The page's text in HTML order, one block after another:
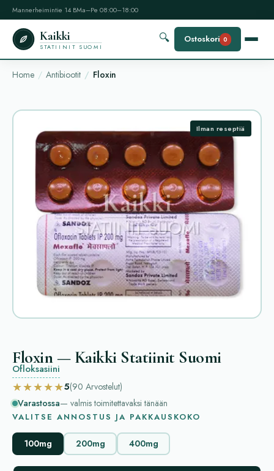
Mannerheimintie 14 BMa–Pe 08:00–18:00
Kaikki
STATIINIT SUOMI
🔍 Ostoskori 0
Home Antibiootit Floxin
Ilman reseptiä
Floxin — Kaikki Statiinit Suomi
Ofloksasiini
★★★★★5(90 Arvostelut)
Varastossa— valmis toimitettavaksi tänään
VALITSE ANNOSTUS JA PAKKAUSKOKO
100mg 200mg 400mg